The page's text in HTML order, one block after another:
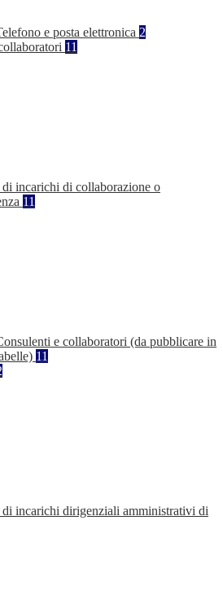
e posta elettronica 2
11
incarichi di collaborazione o
11
e collaboratori (da pubblicare in
11
incarichi dirigenziali amministrativi di